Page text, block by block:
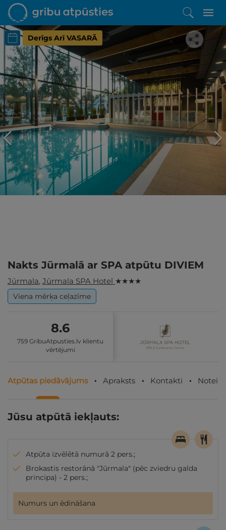
Derīgs Arī VASARĀ
Iepatikās šis piedāvājums?
Līdz brīnišķīgai atpūtai atlikuši tikai daži soļi
PĒRKU
Nakts Jūrmalā ar SPA atpūtu DIVIEM
Jūrmala, Jūrmala SPA Hotel ★ ★ ★ ★
Viena mērķa ceļazīme
8.6
759 GribuAtpusties.lv klientu
vērtējumi
Atpūtas piedāvājums Apraksts Kontakti
Jūsu atpūtā iekļauts:
Atpūta izvēlētā numurā 2 pers.;
Brokastis restorānā "Jūrmala" (pēc zviedru galda
principa) - 2 pers.;
Numurs un ēdināšana